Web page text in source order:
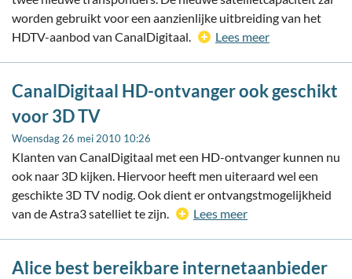
worden gebruikt voor een aanzienlijke uitbreiding van het
HDTV-aanbod van CanalDigitaal.
Lees meer
CanalDigitaal HD-ontvanger ook geschikt
voor 3D TV
Woensdag 26 mei 2010 10:26
Klanten van CanalDigitaal met een HD-ontvanger kunnen nu
ook naar 3D kijken. Hiervoor heeft men uiteraard wel een
geschikte 3D TV nodig. Ook dient er ontvangstmogelijkheid
van de Astra3 satelliet te zijn.
Lees meer
Alice best bereikbare internetaanbieder